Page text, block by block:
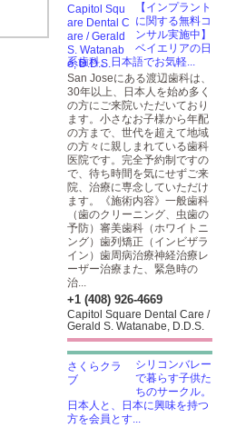
【インプラント
に関する無料コ
ンサル実施中】
ベイエリアの日
系歯科。日本語でお気軽...
San Joseにある渡辺歯科は、
30年以上、日本人を始め多く
の方にご来院いただいており
ます。小さなお子様から年配
の方まで、世代を超えて地域
の方々に親しまれている歯科
医院です。完全予約制ですの
で、待ち時間を気にせずご来
院、治療に専念していただけ
ます。《施術内容》一般歯科
（歯のクリーニング、虫歯の
予防）審美歯科（ホワイトニ
ング）歯列矯正（インビザラ
イン）歯周病治療神経治療レ
ーザー治療また、緊急時の
治...
+1 (408) 926-4669
Capitol Square Dental Care /
Gerald S. Watanabe, D.D.S.
シリコンバレー
で暮らす子供た
ちのサークル。
日本人と、日本に興味を持つ
方を会員とす...